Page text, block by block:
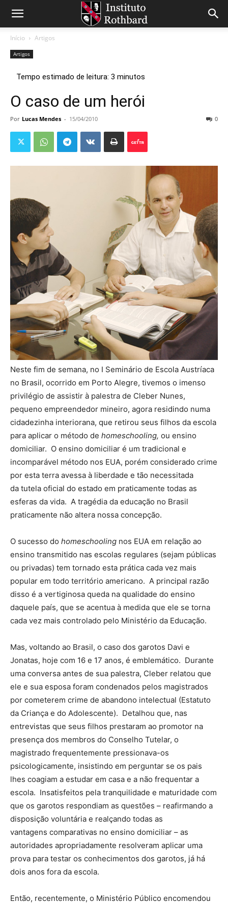
Início Artigos
Artigos
O caso de um herói
Por Lucas Mendes - 15/04/2010 0
Neste fim de semana, no I Seminário de Escola Austríaca
no Brasil, ocorrido em Porto Alegre, tivemos o imenso
privilégio de assistir à palestra de Cleber Nunes,
pequeno empreendedor mineiro, agora residindo numa
cidadezinha interiorana, que retirou seus filhos da escola
para aplicar o método de homeschooling, ou ensino
domiciliar. O ensino domiciliar é um tradicional e
incomparável método nos EUA, porém considerado crime
por esta terra avessa à liberdade e tão necessitada
da tutela oficial do estado em praticamente todas as
esferas da vida. A tragédia da educação no Brasil
praticamente não altera nossa concepção.
O sucesso do homeschooling nos EUA em relação ao
ensino transmitido nas escolas regulares (sejam públicas
ou privadas) tem tornado esta prática cada vez mais
popular em todo território americano. A principal razão
disso é a vertiginosa queda na qualidade do ensino
daquele país, que se acentua à medida que ele se torna
cada vez mais controlado pelo Ministério da Educação.
Mas, voltando ao Brasil, o caso dos garotos Davi e
Jonatas, hoje com 16 e 17 anos, é emblemático. Durante
uma conversa antes de sua palestra, Cleber relatou que
ele e sua esposa foram condenados pelos magistrados
por cometerem crime de abandono intelectual (Estatuto
da Criança e do Adolescente). Detalhou que, nas
entrevistas que seus filhos prestaram ao promotor na
presença dos membros do Conselho Tutelar, o
magistrado frequentemente pressionava-os
psicologicamente, insistindo em perguntar se os pais
lhes coagiam a estudar em casa e a não frequentar a
escola. Insatisfeitos pela tranquilidade e maturidade com
que os garotos respondiam as questões – reafirmando a
disposição voluntária e realçando todas as
vantagens comparativas no ensino domiciliar – as
autoridades apropriadamente resolveram aplicar uma
prova para testar os conhecimentos dos garotos, já há
dois anos fora da escola.
Então, recentemente, o Ministério Público encomendou